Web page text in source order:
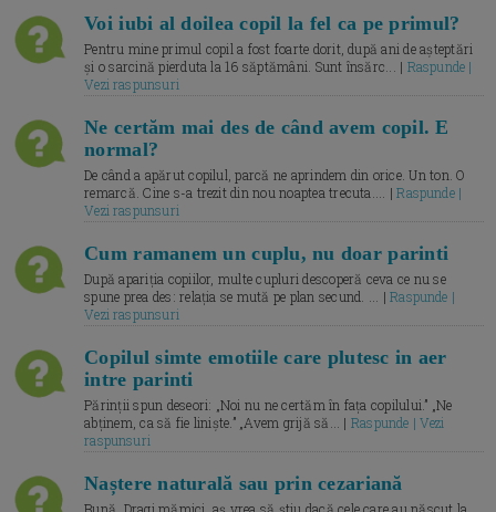
Voi iubi al doilea copil la fel ca pe primul?
Pentru mine primul copil a fost foarte dorit, după ani de așteptări
și o sarcină pierduta la 16 săptămâni. Sunt însărc... | Raspunde |
Vezi raspunsuri
Ne certăm mai des de când avem copil. E
normal?
De când a apărut copilul, parcă ne aprindem din orice. Un ton. O
remarcă. Cine s-a trezit din nou noaptea trecuta.... |Raspunde |
Vezi raspunsuri
Cum ramanem un cuplu, nu doar parinti
După apariția copiilor, multe cupluri descoperă ceva ce nu se
spune prea des: relația se mută pe plan secund. ... |Raspunde |
Vezi raspunsuri
Copilul simte emotiile care plutesc in aer
intre parinti
Părinții spun deseori: „Noi nu ne certăm în fața copilului.” „Ne
abținem, ca să fie liniște.” „Avem grijă să... | Raspunde | Vezi
raspunsuri
Naștere naturală sau prin cezariană